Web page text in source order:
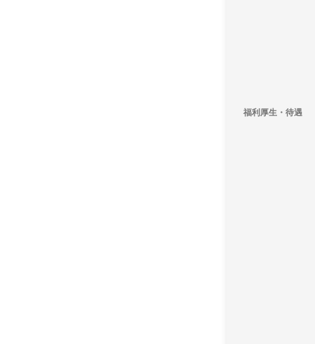
福利厚生・待遇